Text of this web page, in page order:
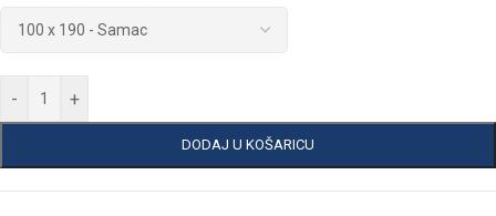
- +
DODAJ U KOŠARICU